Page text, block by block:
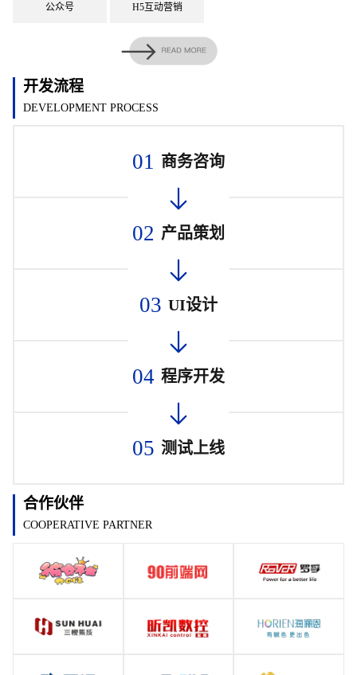
公众号 H5互动营销
开发流程
DEVELOPMENT PROCESS
01 商务咨询
02 产品策划
03 UI设计
04 程序开发
05 测试上线
合作伙伴
COOPERATIVE PARTNER